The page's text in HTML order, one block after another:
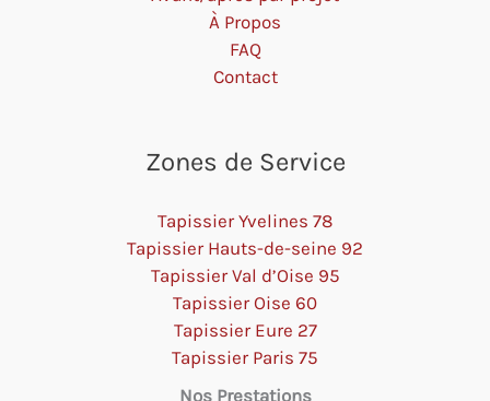
À Propos
FAQ
Contact
Zones de Service
Tapissier Yvelines 78
Tapissier Hauts-de-seine 92
Tapissier Val d’Oise 95
Tapissier Oise 60
Tapissier Eure 27
Tapissier Paris 75
Nos Prestations